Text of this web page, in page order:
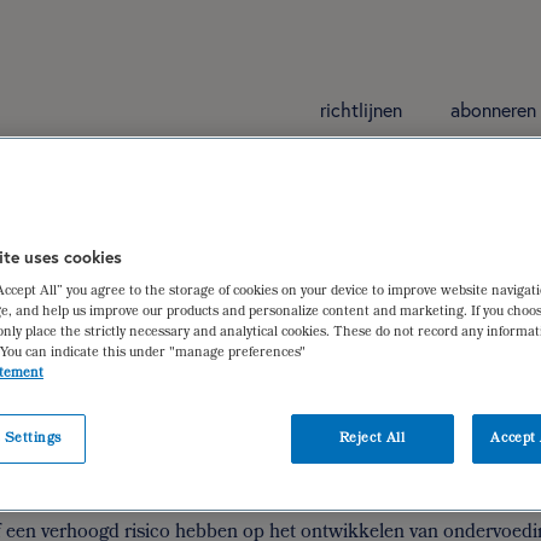
richtlijnen abonneren
afdeling Diëtetiek & Voedingswetenschappen en
Amsterdam Getty Huisman-de Waal, Cora
verhoogd risico hebben op het ontwikkelen van
uses cookies
All” you agree to the storage of cookies on your device to improve website
and help us improve our products and personalize content and marketing. If you
place the strictly necessary and analytical cookies. These do not record any
can indicate this under "manage preferences"
Settings Reject All